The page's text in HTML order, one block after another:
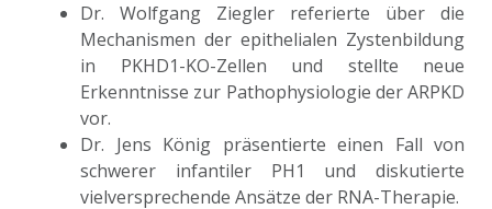
Dr. Wolfgang Ziegler referierte über die
Mechanismen der epithelialen Zystenbildung
in PKHD1-KO-Zellen und stellte neue
Erkenntnisse zur Pathophysiologie der ARPKD
vor.
Dr. Jens König präsentierte einen Fall von
schwerer infantiler PH1 und diskutierte
vielversprechende Ansätze der RNA-Therapie.